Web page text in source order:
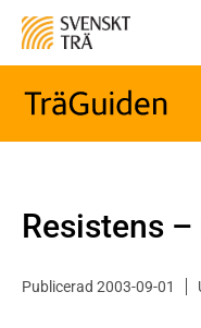
Resistens –
Publicerad 2003-09-01